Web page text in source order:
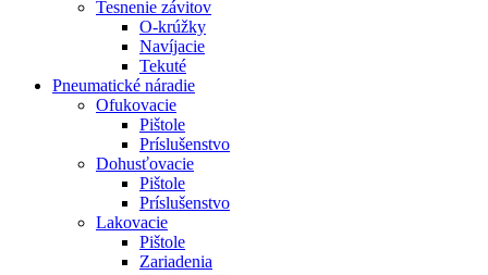
Tesnenie závitov
O-krúžky
Navíjacie
Tekuté
Pneumatické náradie
Ofukovacie
Pištole
Príslušenstvo
Dohusťovacie
Pištole
Príslušenstvo
Lakovacie
Pištole
Zariadenia